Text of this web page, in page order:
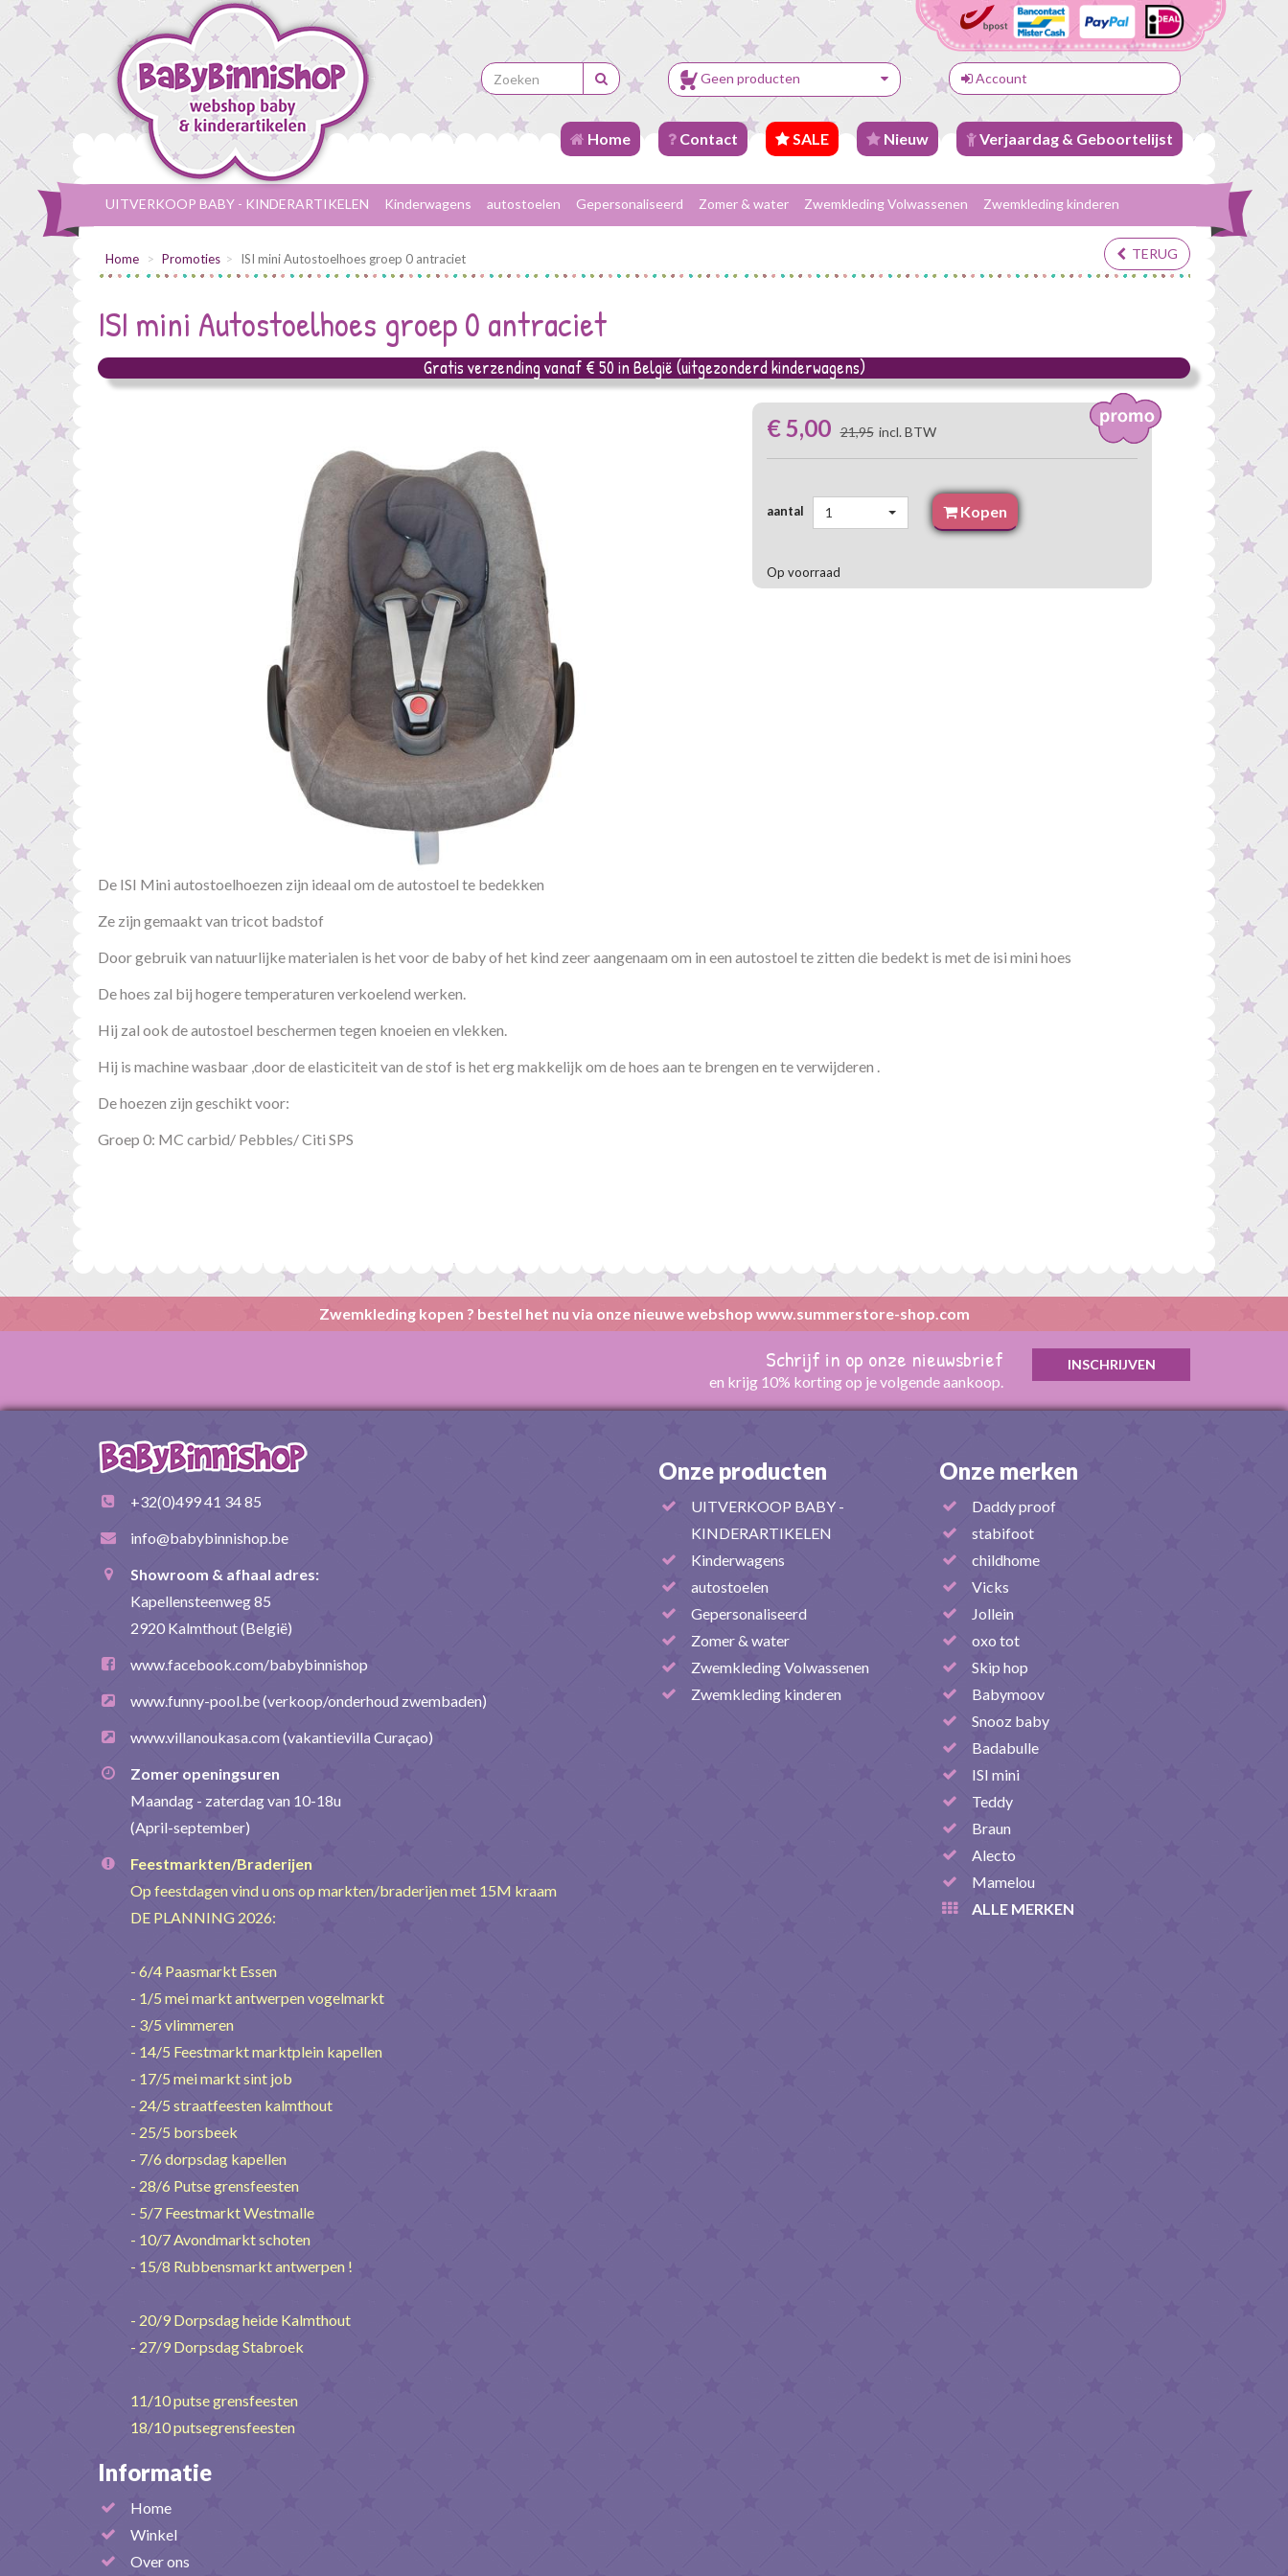
Geen producten Account
Home Contact SALE Nieuw Verjaardag & Geboortelijst
UITVERKOOP BABY - KINDERARTIKELEN Kinderwagens autostoelen Gepersonaliseerd Zomer & water Zwemkleding Volwassenen Zwemkleding kinderen
TERUG
Home Promoties ISI mini Autostoelhoes groep 0 antraciet
ISI mini Autostoelhoes groep 0 antraciet
Gratis verzending vanaf € 50 in België (uitgezonderd kinderwagens)
€ 5,00 21,95 incl. BTW
aantal 1 Kopen
Op voorraad
De ISI Mini autostoelhoezen zijn ideaal om de autostoel te bedekken
Ze zijn gemaakt van tricot badstof
Door gebruik van natuurlijke materialen is het voor de baby of het kind zeer aangenaam om in een autostoel te zitten die bedekt is met de isi mini hoes
De hoes zal bij hogere temperaturen verkoelend werken.
Hij zal ook de autostoel beschermen tegen knoeien en vlekken.
Hij is machine wasbaar ,door de elasticiteit van de stof is het erg makkelijk om de hoes aan te brengen en te verwijderen .
De hoezen zijn geschikt voor:
Groep 0: MC carbid/ Pebbles/ Citi SPS
Zwemkleding kopen ? bestel het nu via onze nieuwe webshop www.summerstore-shop.com
Schrijf in op onze nieuwsbrief
en krijg 10% korting op je volgende aankoop.
+32(0)499 41 34 85
info@babybinnishop.be
Showroom & afhaal adres:
Kapellensteenweg 85
2920 Kalmthout (België)
www.facebook.com/babybinnishop
www.funny-pool.be(verkoop/onderhoud zwembaden)
www.villanoukasa.com (vakantievilla Curaçao)
Zomer openingsuren
Maandag - zaterdag van 10-18u
(April-september)
Feestmarkten/Braderijen
Op feestdagen vind u ons op markten/braderijen met 15M kraam
DE PLANNING 2026:
- 6/4 Paasmarkt Essen
- 1/5 mei markt antwerpen vogelmarkt
- 3/5 vlimmeren
- 14/5 Feestmarkt marktplein kapellen
- 17/5 mei markt sint job
- 24/5 straatfeesten kalmthout
- 25/5 borsbeek
- 7/6 dorpsdag kapellen
- 28/6 Putse grensfeesten
- 5/7 Feestmarkt Westmalle
- 10/7 Avondmarkt schoten
- 15/8 Rubbensmarkt antwerpen !
- 20/9 Dorpsdag heide Kalmthout
- 27/9 Dorpsdag Stabroek
11/10 putse grensfeesten
18/10 putsegrensfeesten
Informatie
Home
Winkel
Over ons
Onze producten
UITVERKOOP BABY -
KINDERARTIKELEN
Kinderwagens
autostoelen
Gepersonaliseerd
Zomer & water
Zwemkleding Volwassenen
Zwemkleding kinderen
Onze merken
Daddy proof
stabifoot
childhome
Vicks
Jollein
oxo tot
Skip hop
Babymoov
Snooz baby
Badabulle
ISI mini
Teddy
Braun
Alecto
Mamelou
ALLE MERKEN